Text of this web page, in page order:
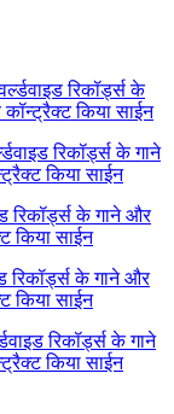
रिकॉर्ड्स के
किया साईन
रिकॉर्ड्स के गाने
किया साईन
रिकॉर्ड्स के गाने और
किया साईन
रिकॉर्ड्स के गाने और
किया साईन
रिकॉर्ड्स के गाने
किया साईन